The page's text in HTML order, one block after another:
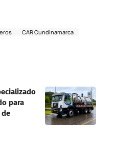
CAR Cundinamarca
para